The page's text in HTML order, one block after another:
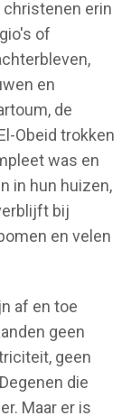
christenen erin
of
en
de
Obeid trokken
was en
in hun huizen,
bij
en velen
af en toe
geen
geen
die
Maar er is